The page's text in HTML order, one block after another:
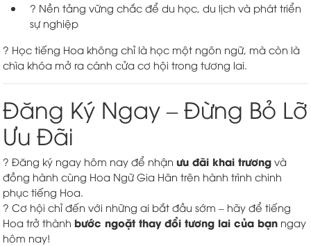
? Nền tảng vững chắc để du học, du lịch và phát triển
sự nghiệp
? Học tiếng Hoa không chỉ là học một ngôn ngữ, mà còn là
chìa khóa mở ra cánh cửa cơ hội trong tương lai.
Đăng Ký Ngay – Đừng Bỏ Lỡ
Ưu Đãi
? Đăng ký ngay hôm nay để nhậnưu đãi khai trương và
đồng hành cùng Hoa Ngữ Gia Hân trên hành trình chinh
phục tiếng Hoa.
? Cơ hội chỉ đến với những ai bắt đầu sớm – hãy để tiếng
Hoa trở thànhbước ngoặt thay đổi tương lai của bạn ngay
hôm nay!